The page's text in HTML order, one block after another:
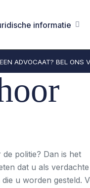
informatie
ADVOCAAT? BEL
politie? Dan is het
dat u als
u worden gesteld.